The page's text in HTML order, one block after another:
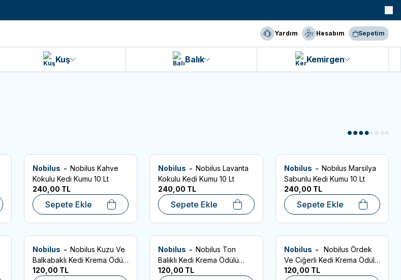
Yardım Hesabım Sepetim
Kuş Balık Kemirgen
Favorilere Ekle
Nobilus - Nobilus Kahve
Kokulu Kedi Kumu 10 Lt
240,00 TL
Sepete Ekle
Favorilere Ekle
Nobilus - Nobilus Lavanta
Kokulu Kedi Kumu 10 Lt
240,00 TL
Sepete Ekle
Favorilere Ekle
Nobilus - Nobılus Marsilya
Sabunlu Kedi Kumu 10 Lt
240,00 TL
Sepete Ekle
SKT:10.10.2027
Favorilere Ekle
Nobilus - Nobilus Kuzu Ve
Balkabaklı Kedi Krema Ödülü
5X15G
120,00 TL
SKT:10.10.2027
Favorilere Ekle
Nobilus - Nobilus Ton
Balıklı Kedi Krema Ödülü
5X15G
120,00 TL
SKT:10.10.2027
Favorilere Ekle
Nobilus -
Nobilus Ördek
Ve Ciğerli Kedi Krema Ödülü
5X15g
120,00 TL